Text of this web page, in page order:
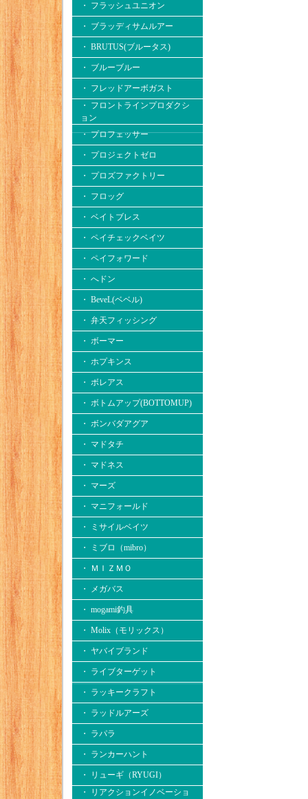
・ フラッシュユニオン
・ ブラッディサムルアー
・ BRUTUS(ブルータス)
・ ブルーブルー
・ フレッドアーボガスト
・ フロントラインプロダクシ
ョン
・ プロフェッサー
・ プロジェクトゼロ
・ プロズファクトリー
・ フロッグ
・ ベイトブレス
・ ペイチェックベイツ
・ ペイフォワード
・ へドン
・ BeveL(ベベル)
・ 弁天フィッシング
・ ボーマー
・ ホプキンス
・ ボレアス
・ ボトムアップ(BOTTOMUP)
・ ボンバダアグア
・ マドタチ
・ マドネス
・ マーズ
・ マニフォールド
・ ミサイルベイツ
・ ミブロ（mibro）
・ ＭＩＺＭＯ
・ メガバス
・ mogami釣具
・ Molix（モリックス）
・ ヤバイブランド
・ ライブターゲット
・ ラッキークラフト
・ ラッドルアーズ
・ ラパラ
・ ランカーハント
・ リューギ（RYUGI）
・ リアクションイノベーショ